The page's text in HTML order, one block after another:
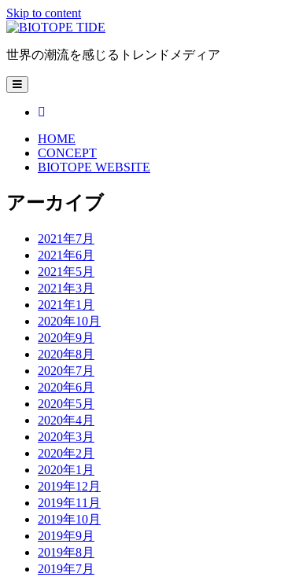
Skip to content
BIOTOPE
世界の潮流を感じるトレンドメディア
open
primary
HOME
CONCEPT
BIOTOPE WEBSITE
Sidebar
アーカイブ
2021年7月
2021年6月
2021年5月
2021年3月
2021年1月
2020年10月
2020年9月
2020年8月
2020年7月
2020年6月
2020年5月
2020年4月
2020年3月
2020年2月
2020年1月
2019年12月
2019年11月
2019年10月
2019年9月
2019年8月
2019年7月